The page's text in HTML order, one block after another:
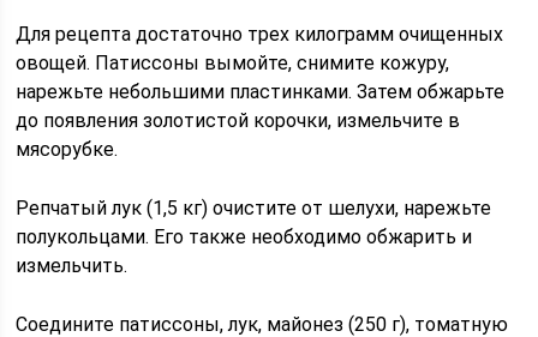
Для рецепта достаточно трех килограмм очищенных
овощей. Патиссоны вымойте, снимите кожуру,
нарежьте небольшими пластинками. Затем обжарьте
до появления золотистой корочки, измельчите в
мясорубке.
Репчатый лук (1,5 кг) очистите от шелухи, нарежьте
полукольцами. Его также необходимо обжарить и
измельчить.
Соедините патиссоны, лук, майонез (250 г), томатную